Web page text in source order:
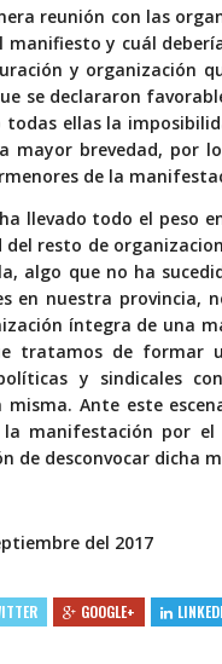
reunión con las
manifiesto y cuál
y organización
se declararon
todas ellas la
mayor brevedad, por
de la
llevado todo el peso
resto de
algo que no ha
en nuestra provincia,
íntegra de una
tratamos de formar
y sindicales
misma. Ante este
manifestación por el
de desconvocar dicha
del 2017
GOOGLE+